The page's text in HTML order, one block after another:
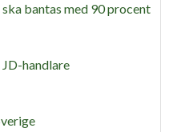
bantas med 90 procent
handlare